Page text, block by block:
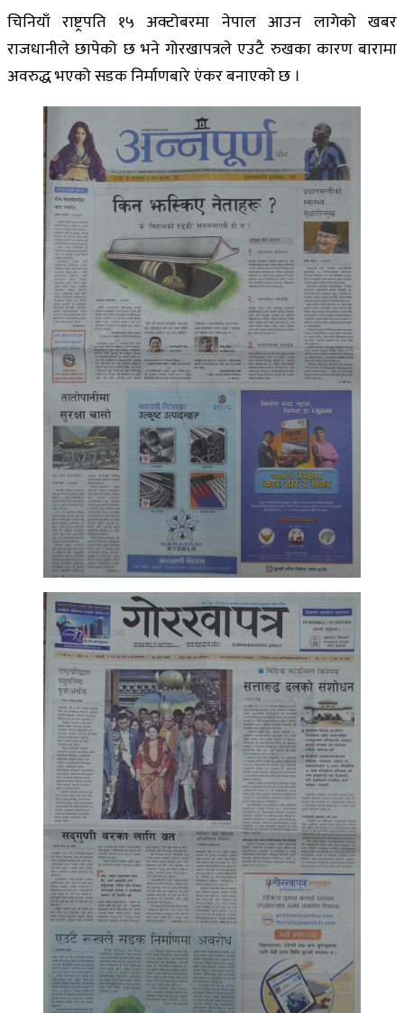
चिनियाँ राष्ट्रपति १५ अक्टोबरमा नेपाल आउन लागेको खबर
राजधानीले छापेको छ भने गोरखापत्रले एउटै रुखका कारण बारामा
अवरुद्ध भएको सडक निर्माणबारे एंकर बनाएको छ ।